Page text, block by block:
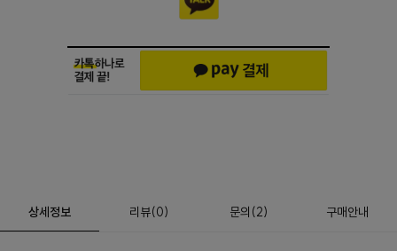
상세정보 리뷰(0) 문의 (2) 구매안내